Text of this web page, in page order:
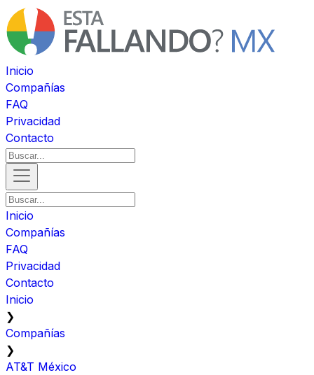
Inicio
Compañías
FAQ
Privacidad
Contacto
Inicio
Compañías
FAQ
Privacidad
Contacto
Inicio
❯
Compañías
❯
AT&T México